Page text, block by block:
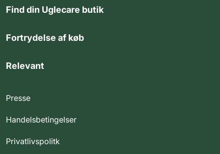
Find din Uglecare butik
Fortrydelse af køb
Relevant
Presse
Handelsbetingelser
Privatlivspolitk